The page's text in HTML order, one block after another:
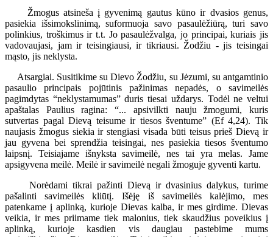
Žmogus atsineša į gyvenimą gautus kūno ir dvasios genus,
pasiekia išsimokslinimą, suformuoja savo pasaulėžiūrą, turi savo
polinkius, troškimus ir t.t. Jo pasaulėžvalga, jo principai, kuriais jis
vadovaujasi, jam ir teisingiausi, ir tikriausi. Žodžiu - jis teisingai
mąsto, jis neklysta.
Atsargiai. Susitikime su Dievo Žodžiu, su Jėzumi, su antgamtinio
pasaulio principais pojūtinis pažinimas nepadės, o savimeilės
pagimdytas “neklystamumas” duris tiesai uždarys. Todėl ne veltui
apaštalas Paulius ragina: “... apsivilkti nauju žmogumi, kuris
sutvertas pagal Dievą teisume ir tiesos šventume” (Ef 4,24). Tik
naujasis žmogus siekia ir stengiasi visada būti teisus prieš Dievą ir
jau gyvena bei sprendžia teisingai, nes pasiekia tiesos šventumo
laipsnį. Teisiajame išnyksta savimeilė, nes tai yra melas. Jame
apsigyvena meilė. Meilė ir savimeilė negali žmoguje gyventi kartu.
Norėdami tikrai pažinti Dievą ir dvasinius dalykus, turime
pašalinti savimeilės kliūtį. Išėję iš savimeilės kalėjimo, mes
patenkame į aplinką, kurioje Dievas kalba, ir mes girdime. Dievas
veikia, ir mes priimame tiek malonius, tiek skaudžius poveikius į
aplinką, kurioje kasdien vis daugiau pastebime mums